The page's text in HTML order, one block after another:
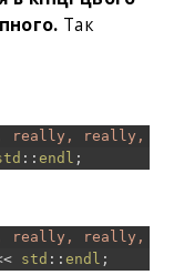
Так
really, really,
::endl ;
really, really,
std ::endl ;